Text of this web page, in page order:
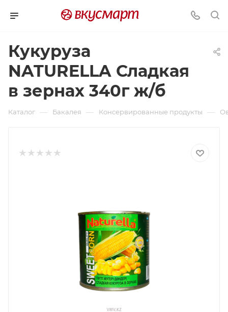
Кукуруза
NATURELLA Сладкая
в зернах 340г ж/б
Каталог — Бакалея — Консервированные продукты —